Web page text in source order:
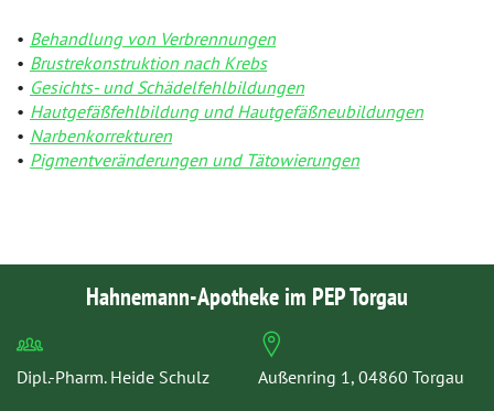
Behandlung von Verbrennungen
Brustrekonstruktion nach Krebs
Gesichts- und Schädelfehlbildungen
Hautgefäßfehlbildung und Hautgefäßneubildungen
Narbenkorrekturen
Pigmentveränderungen und Tätowierungen
Hahnemann-Apotheke im PEP Torgau
Dipl.-Pharm. Heide Schulz Außenring 1, 04860 Torgau